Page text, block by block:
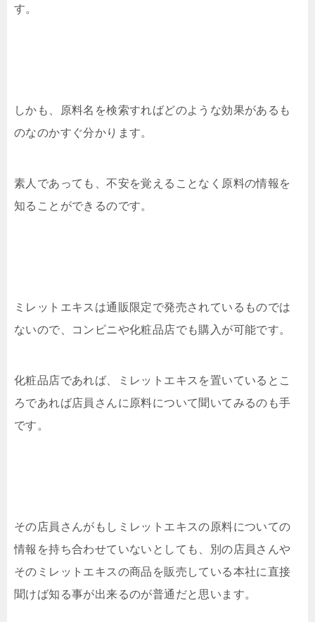
す。
しかも、原料名を検索すればどのような効果があるも
のなのかすぐ分かります。
素人であっても、不安を覚えることなく原料の情報を
知ることができるのです。
ミレットエキスは通販限定で発売されているものでは
ないので、コンビニや化粧品店でも購入が可能です。
化粧品店であれば、ミレットエキスを置いているとこ
ろであれば店員さんに原料について聞いてみるのも手
です。
その店員さんがもしミレットエキスの原料についての
情報を持ち合わせていないとしても、別の店員さんや
そのミレットエキスの商品を販売している本社に直接
聞けば知る事が出来るのが普通だと思います。